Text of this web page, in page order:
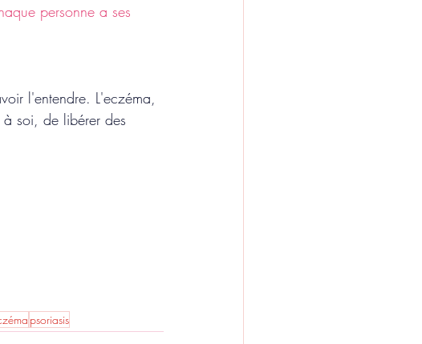
personne a ses
l'entendre. L'eczéma,
soi, de libérer des
psoriasis